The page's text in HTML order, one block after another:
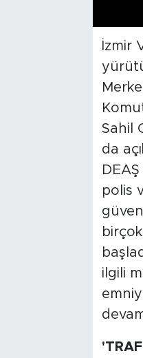
İzmir
Sahil
da
polis
ilgili